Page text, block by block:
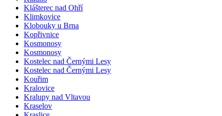
Klášterec nad Ohří
Klimkovice
Klobouky u Brna
Kopřivnice
Kosmonosy
Kosmonosy
Kostelec nad Černými Lesy
Kostelec nad Černými Lesy
Kouřim
Kralovice
Kralupy nad Vltavou
Kraselov